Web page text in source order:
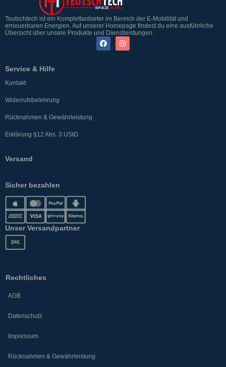
Teutschtech ist ein Komplettanbieter im Bereich der E-Mobilität und
erneuerbaren Energien. Auf unserer Homepage findest du eine ausführliche
Übersicht über unsere Produkte und Dienstleistungen.
Service & Hilfe
Kontakt
Widerrufsbelehrung
Rücknahmen & Gewährleistung
Erklärung §12 Abs. 3 UStG
Versand
Sicher bezahlen
Unser Versandpartner
Rechtliches
AGB
Datenschutz
Impressum
Rücknahmen & Gewährleistung